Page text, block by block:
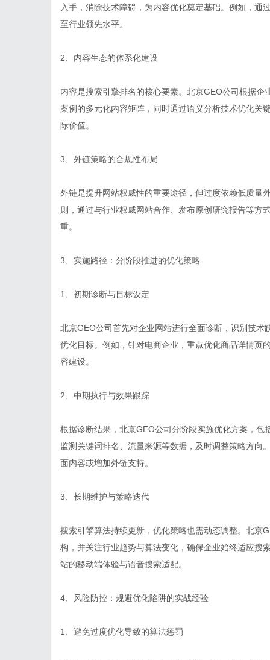
入手，消除技术障碍，为内容优化奠定基础。例如，通
至行业领先水平。
2、内容生态的体系化建设
内容是搜索引擎排名的核心要素。北京GEO公司根据
案例的多元化内容矩阵，同时通过语义分析技术优化关
际价值。
3、外链策略的合规性布局
外链是提升网站权威性的重要途径，但过度依赖低质量
则，通过与行业权威网站合作、发布原创研究报告等方
重。
3、实施路径：分阶段推进的优化策略
1、初期诊断与目标设定
北京GEO公司首先对企业网站进行全面诊断，识别技
优化目标。例如，针对电商企业，重点优化商品详情页
容建设。
2、中期执行与效果跟踪
根据诊断结果，北京GEO公司分阶段实施优化方案，
监测关键词排名、流量来源等数据，及时调整策略方向
面内容或增加外链支持。
3、长期维护与策略迭代
搜索引擎算法持续更新，优化策略也需动态调整。北京
构，并关注行业趋势与算法变化，确保企业始终适应搜
站的移动端体验与语音搜索适配。
4、风险防控：规避优化陷阱的实战经验
1、避免过度优化导致的算法惩罚